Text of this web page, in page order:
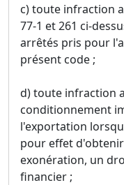
c) toute infraction
77-1 et 261 ci-
arrêtés pris pour
présent code ;
d) toute infraction
conditionnement
l'exportation
pour effet
exonération, un
financier ;